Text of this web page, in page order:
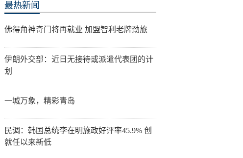
最热新闻
佛得角神奇门将再就业 加盟智利老牌劲旅
伊朗外交部：近日无接待或派遣代表团的计
划
一城万象，精彩青岛
民调：韩国总统李在明施政好评率45.9% 创
就任以来新低